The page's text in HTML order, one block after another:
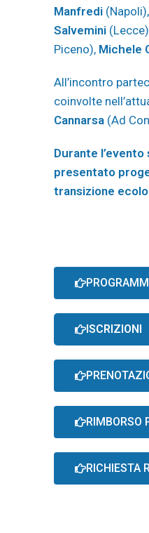
Manfredi
Salvemini
Piceno), Michele
All’incontro
coinvolte
Cannarsa (Ad
Durante
presentato
transizione
ISCRIZIONI
RIMBORSO
RICHIESTA